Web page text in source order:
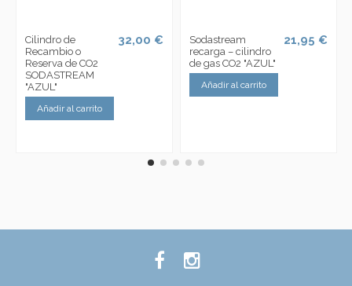
Cilindro de
Recambio o
Reserva de CO2
SODASTREAM
"AZUL"
32,00 €
Añadir al carrito
Sodastream
recarga – cilindro
de gas CO2 "AZUL"
21,95 €
Añadir al carrito